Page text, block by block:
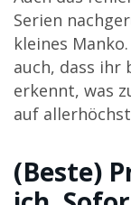
Serien
kleines
auch, dass ihr
erkennt, was
auf
(Beste)